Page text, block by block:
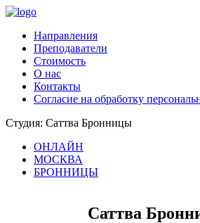
Направления
Преподаватели
Стоимость
О нас
Контакты
Согласие на обработку
Студия: Саттва Бронницы
ОНЛАЙН
МОСКВА
БРОННИЦЫ
Саттва